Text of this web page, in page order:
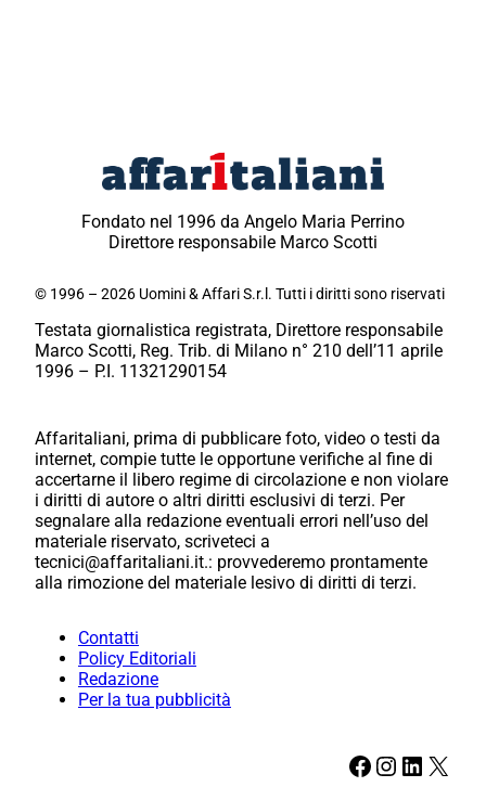
Fondato nel 1996 da Angelo Maria Perrino
Direttore responsabile Marco Scotti
© 1996 – 2026 Uomini & Affari S.r.l. Tutti i diritti sono riservati
Testata giornalistica registrata, Direttore responsabile
Marco Scotti, Reg. Trib. di Milano n° 210 dell’11 aprile
1996 – P.I. 11321290154
Affaritaliani, prima di pubblicare foto, video o testi da
internet, compie tutte le opportune verifiche al fine di
accertarne il libero regime di circolazione e non violare
i diritti di autore o altri diritti esclusivi di terzi. Per
segnalare alla redazione eventuali errori nell’uso del
materiale riservato, scriveteci a
tecnici@affaritaliani.it.: provvederemo prontamente
alla rimozione del materiale lesivo di diritti di terzi.
Contatti
Policy Editoriali
Redazione
Per la tua pubblicità
Facebook Instagram LinkedIn X